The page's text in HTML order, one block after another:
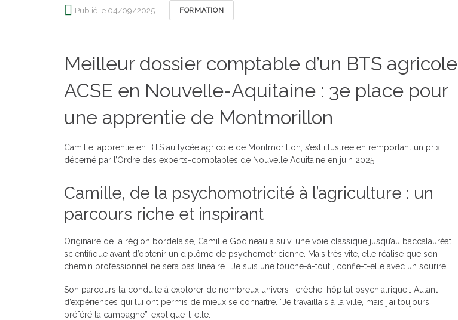
Publié le 04/09/2025 FORMATION
Meilleur dossier comptable d’un BTS agricole
ACSE en Nouvelle-Aquitaine : 3e place pour
une apprentie de Montmorillon
Camille, apprentie en BTS au lycée agricole de Montmorillon, s’est illustrée en remportant un prix
décerné par l’Ordre des experts-comptables de Nouvelle Aquitaine en juin 2025.
Camille, de la psychomotricité à l’agriculture : un
parcours riche et inspirant
Originaire de la région bordelaise, Camille Godineau a suivi une voie classique jusqu’au baccalauréat
scientifique avant d’obtenir un diplôme de psychomotricienne. Mais très vite, elle réalise que son
chemin professionnel ne sera pas linéaire. “Je suis une touche-à-tout”, confie-t-elle avec un sourire.
Son parcours l’a conduite à explorer de nombreux univers : crèche, hôpital psychiatrique… Autant
d’expériences qui lui ont permis de mieux se connaître. “Je travaillais à la ville, mais j’ai toujours
préféré la campagne”, explique-t-elle.